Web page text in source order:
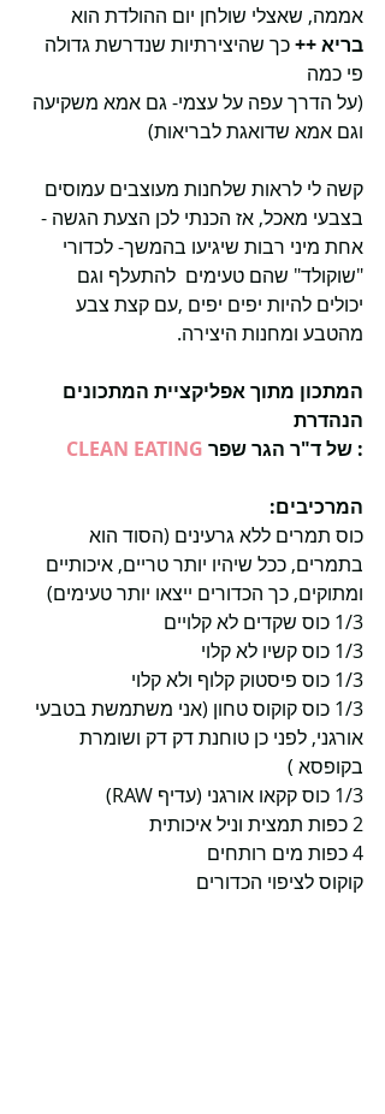
אממה, שאצלי שולחן יום ההולדת הוא
בריא ++ כך שהיצירתיות שנדרשת גדולה
פי כמה
(על הדרך עפה על עצמי- גם אמא משקיעה
וגם אמא שדואגת לבריאות)
קשה לי לראות שלחנות מעוצבים עמוסים
בצבעי מאכל, אז הכנתי לכן הצעת הגשה -
אחת מיני רבות שיגיעו בהמשך- לכדורי
"שוקולד" שהם טעימים  להתעלף וגם
יכולים להיות יפים יפים ,עם קצת צבע
מהטבע ומחנות היצירה.
המתכון מתוך אפליקציית המתכונים
הנהדרת
CLEAN EATING
של ד"ר הגר שפר :
המרכיבים:
כוס תמרים ללא גרעינים (הסוד הוא
בתמרים, ככל שיהיו יותר טריים, איכותיים
ומתוקים, כך הכדורים ייצאו יותר טעימים)
1/3 כוס שקדים לא קלויים
1/3 כוס קשיו לא קלוי
1/3 כוס פיסטוק קלוף ולא קלוי
1/3 כוס קוקוס טחון (אני משתמשת בטבעי
אורגני, לפני כן טוחנת דק דק ושומרת
בקופסא )
1/3 כוס קקאו אורגני (עדיף RAW)
2 כפות תמצית וניל איכותית
4 כפות מים רותחים
קוקוס לציפוי הכדורים